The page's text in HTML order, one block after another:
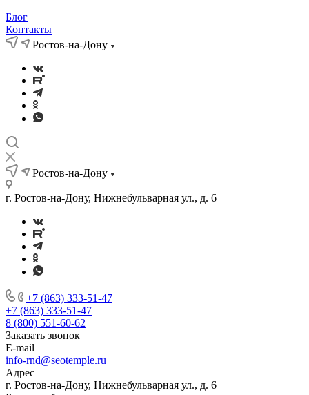
Блог
Контакты
Ростов-на-Дону
Ростов-на-Дону
г. Ростов-на-Дону, Нижнебульварная ул., д. 6
+7 (863) 333-51-47
+7 (863) 333-51-47
8 (800) 551-60-62
Заказать звонок
E-mail
info-rnd@seotemple.ru
Адрес
г. Ростов-на-Дону, Нижнебульварная ул., д. 6